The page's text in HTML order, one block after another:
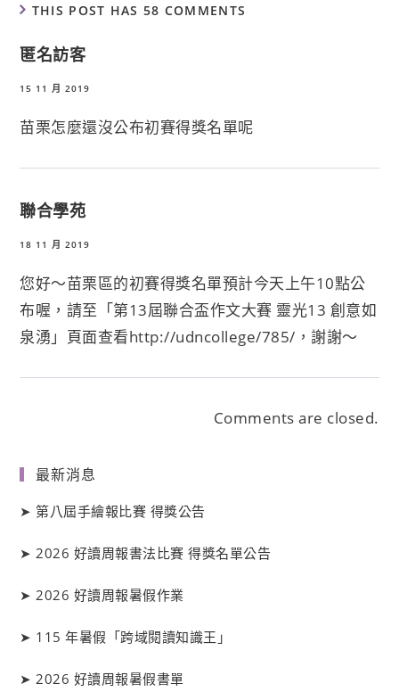
THIS POST HAS 58 COMMENTS
匿名訪客
15 11 月 2019
苗栗怎麼還沒公布初賽得獎名單呢
聯合學苑
18 11 月 2019
您好～苗栗區的初賽得獎名單預計今天上午10點公
布喔，請至「第13屆聯合盃作文大賽 靈光13 創意如
泉湧」頁面查看http://udncollege/785/，謝謝～
Comments are closed.
最新消息
➤第八屆手繪報比賽 得獎公告
➤ 2026 好讀周報書法比賽 得獎名單公告
➤ 2026 好讀周報暑假作業
➤ 115 年暑假「跨域閱讀知識王」
➤ 2026 好讀周報暑假書單